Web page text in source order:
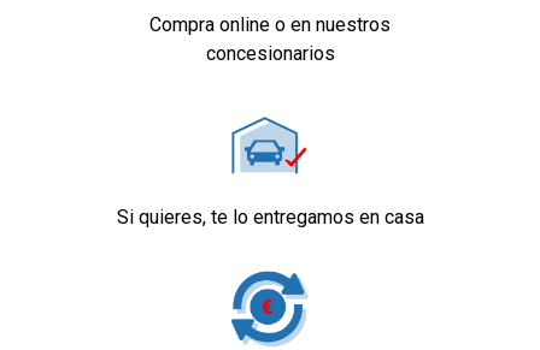
Compra online o en nuestros
concesionarios
Si quieres, te lo entregamos en casa